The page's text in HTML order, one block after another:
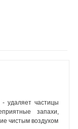
- удаляет частицы
запахи,
чистым воздухом